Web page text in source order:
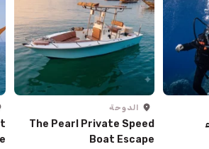
الدوحة
The Pearl Private Speed
Boat Escape